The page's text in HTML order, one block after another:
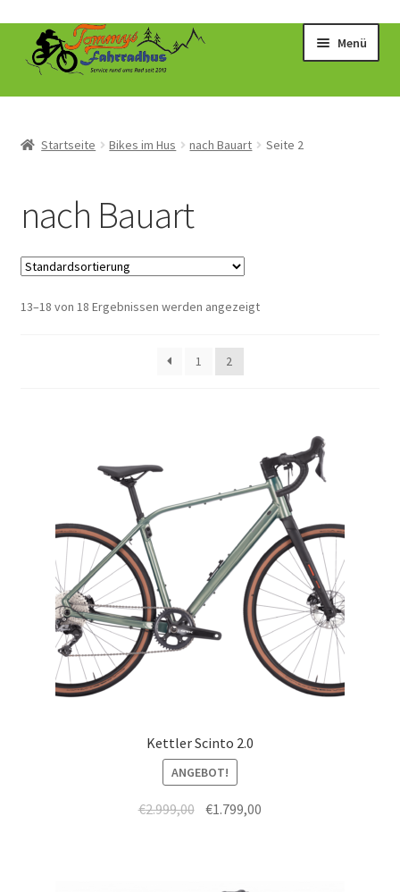
Zur
Navigation
springen
Zum
Inhalt
springen
Menü
Startseite Bikes im Hus nach Bauart Seite 2
nach Bauart
13–18 von 18 Ergebnissen werden angezeigt
1 2
Kettler Scinto 2.0
ANGEBOT!
€2.999,00 €1.799,00